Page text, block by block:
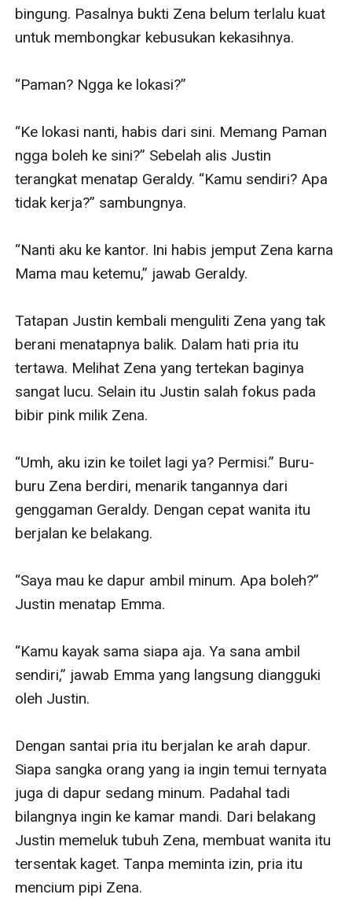
bingung. Pasalnya bukti Zena belum terlalu kuat
untuk membongkar kebusukan kekasihnya.
“Paman? Ngga ke lokasi?”
“Ke lokasi nanti, habis dari sini. Memang Paman
ngga boleh ke sini?” Sebelah alis Justin
terangkat menatap Geraldy. “Kamu sendiri? Apa
tidak kerja?” sambungnya.
“Nanti aku ke kantor. Ini habis jemput Zena karna
Mama mau ketemu,” jawab Geraldy.
Tatapan Justin kembali menguliti Zena yang tak
berani menatapnya balik. Dalam hati pria itu
tertawa. Melihat Zena yang tertekan baginya
sangat lucu. Selain itu Justin salah fokus pada
bibir pink milik Zena.
“Umh, aku izin ke toilet lagi ya? Permisi.” Buru-
buru Zena berdiri, menarik tangannya dari
genggaman Geraldy. Dengan cepat wanita itu
berjalan ke belakang.
“Saya mau ke dapur ambil minum. Apa boleh?”
Justin menatap Emma.
“Kamu kayak sama siapa aja. Ya sana ambil
sendiri,” jawab Emma yang langsung diangguki
oleh Justin.
Dengan santai pria itu berjalan ke arah dapur.
Siapa sangka orang yang ia ingin temui ternyata
juga di dapur sedang minum. Padahal tadi
bilangnya ingin ke kamar mandi. Dari belakang
Justin memeluk tubuh Zena, membuat wanita itu
tersentak kaget. Tanpa meminta izin, pria itu
mencium pipi Zena.